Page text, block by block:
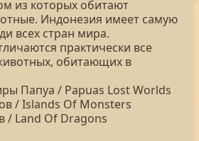
из которых обитают
Индонезия имеет самую
всех стран мира.
практически все
обитающих в
Папуа / Papuas Lost Worlds
/ Islands Of Monsters
/ Land Of Dragons